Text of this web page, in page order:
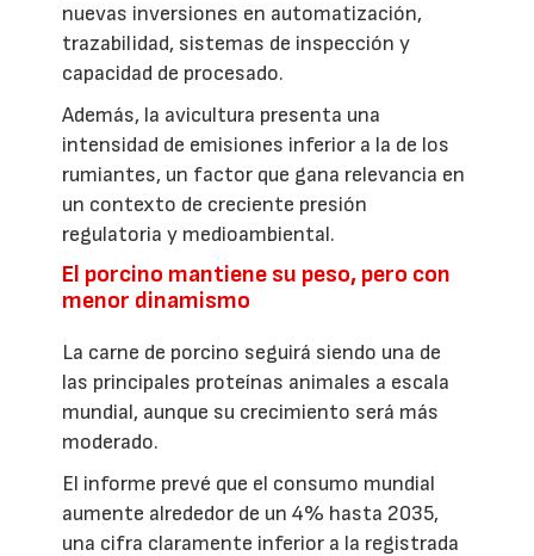
nuevas inversiones en automatización,
trazabilidad, sistemas de inspección y
capacidad de procesado.
Además, la avicultura presenta una
intensidad de emisiones inferior a la de los
rumiantes, un factor que gana relevancia en
un contexto de creciente presión
regulatoria y medioambiental.
El porcino mantiene su peso, pero con
menor dinamismo
La carne de porcino seguirá siendo una de
las principales proteínas animales a escala
mundial, aunque su crecimiento será más
moderado.
El informe prevé que el consumo mundial
aumente alrededor de un 4% hasta 2035,
una cifra claramente inferior a la registrada